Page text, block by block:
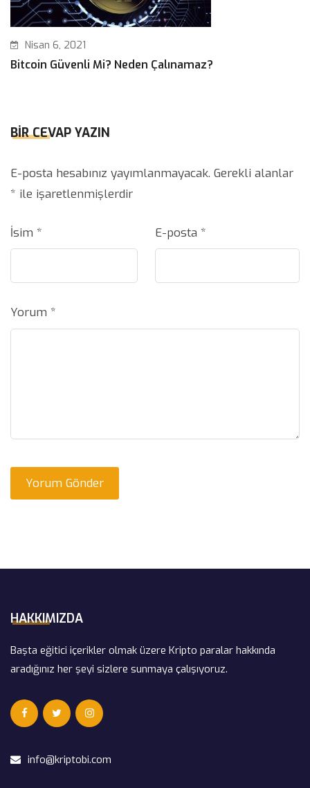
Nisan 6, 2021
Bitcoin Güvenli Mi? Neden Çalınamaz?
BIR CEVAP YAZIN
E-posta hesabınız yayımlanmayacak. Gerekli alanlar
* ile işaretlenmişlerdir
İsim * E-posta *
Yorum *
HAKKIMIZDA
Başta eğitici içerikler olmak üzere Kripto paralar hakkında
aradığınız her şeyi sizlere sunmaya çalışıyoruz.
info@kriptobi.com